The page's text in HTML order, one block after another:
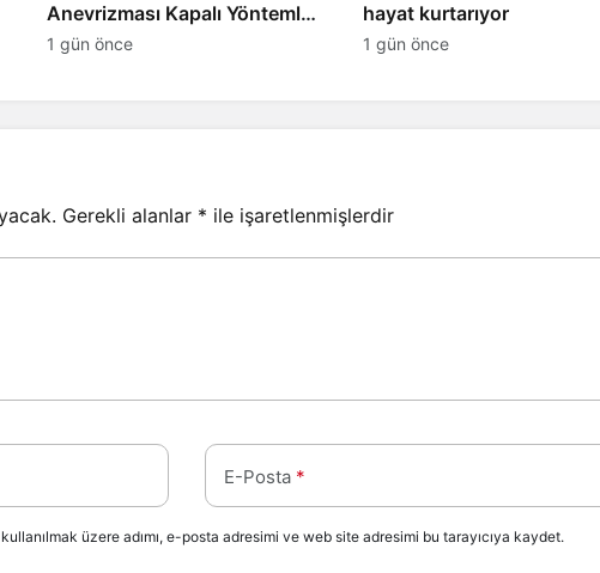
Anevrizması Kapalı Yöntemle
Tedavi Edildi
1 gün önce
hayat kurtarıyor
1 gün önce
Gerekli alanlar * ile işaretlenmişlerdir
E-Posta *
üzere adımı, e-posta adresimi ve web site adresimi bu tarayıcıya kaydet.